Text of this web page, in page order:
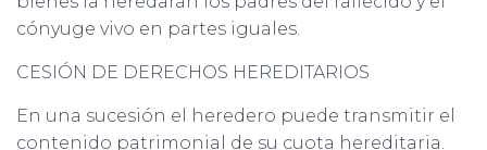
cónyuge vivo en partes iguales.
CESIÓN DE DERECHOS HEREDITARIOS
En una sucesión el heredero puede transmitir el
contenido patrimonial de su cuota hereditaria.